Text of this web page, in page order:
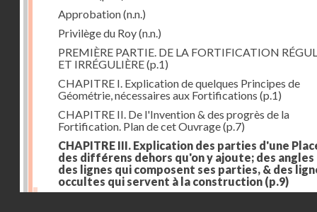
Approbation(n.n.)
Privilège du Roy(n.n.)
PREMIÈRE PARTIE. DE LA FORTIFICATION
ET IRRÉGULIÈRE(p.1)
CHAPITRE I. Explication de quelques Principes de
Géométrie, nécessaires aux Fortifications (p.1)
CHAPITRE II. De l'Invention & des progrès de la
Fortification. Plan de cet Ouvrage(p.7)
CHAPITRE III. Explication des parties d'une
des différens dehors qu'on y ajoute; des angles
des lignes qui composent ses parties, & des
occultes qui servent à la construction (p.9)
Des lignes & des angles qui composent les parties